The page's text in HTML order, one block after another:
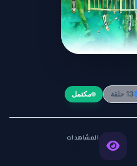
Tada-kun wa
13 حلقة مكتمل
المشاهدات